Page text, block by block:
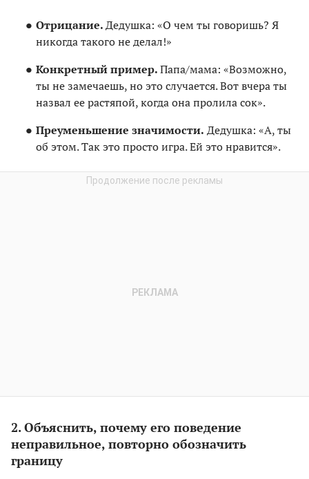
Отрицание.Дедушка: «О чем ты говоришь? Я
никогда такого не делал!»
Конкретный пример.Папа/мама: «Возможно,
ты не замечаешь, но это случается. Вот вчера ты
назвал ее растяпой, когда она пролила сок».
Преуменьшение значимости. Дедушка: «А, ты
об этом. Так это просто игра. Ей это нравится».
2. Объяснить, почему его поведение
неправильное, повторно обозначить
границу